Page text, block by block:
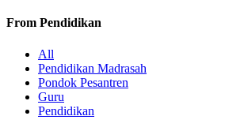
From Pendidikan
All
Pendidikan Madrasah
Pondok Pesantren
Guru
Pendidikan